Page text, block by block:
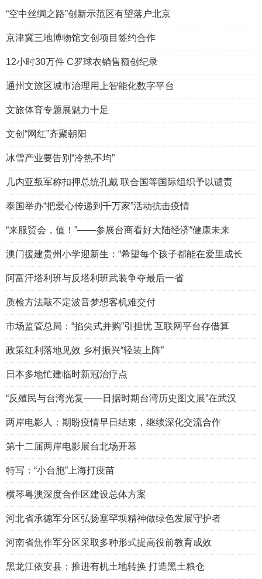
“空中丝绸之路”创新示范区有望落户北京
京津冀三地博物馆文创项目签约合作
12小时30万件 C罗球衣销售额创纪录
通州文旅区城市治理用上智能化数字平台
文旅体育专题展魅力十足
文创“网红”齐聚朝阳
冰雪产业要告别“冷热不均”
几内亚叛军称扣押总统孔戴 联合国等国际组织予以谴责
泰国举办“把爱心传递到千万家”活动抗击疫情
“来服贸会，值！”——参展台商看好大陆经济“健康未来
澳门援建贵州小学迎新生：“希望每个孩子都能在爱里成长
阿富汗塔利班与反塔利班武装争夺最后一省
质检方法敲不定波音梦想客机难交付
市场监管总局：“掐尖式并购”引担忧 互联网平台存借算
政策红利落地见效 乡村振兴“轻装上阵”
日本多地忙建临时新冠治疗点
“反殖民与台湾光复——日据时期台湾历史图文展”在武汉
两岸电影人：期盼疫情早日结束，继续深化交流合作
第十二届两岸电影展台北场开幕
特写：“小台胞”上海打疫苗
横琴粤澳深度合作区建设总体方案
河北省承德军分区弘扬塞罕坝精神做绿色发展守护者
河南省焦作军分区采取多种形式提高役前教育成效
黑龙江依安县：推进有机土地转换 打造黑土粮仓